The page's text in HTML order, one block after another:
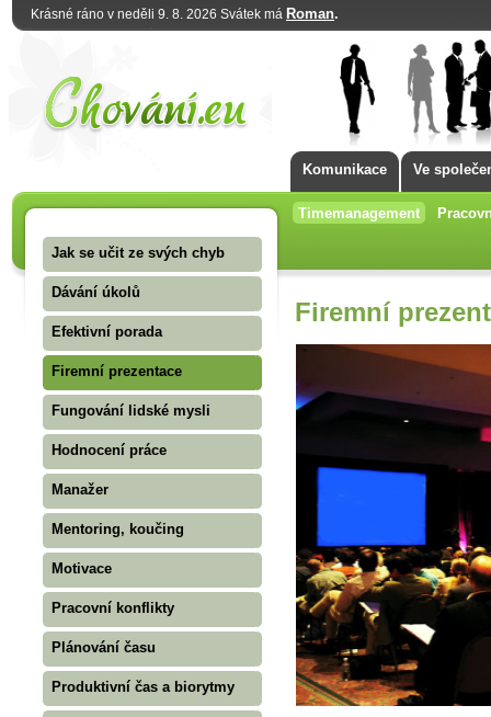
Krásné ráno v neděli 9. 8. 2026 Svátek má Roman.
Komunikace Ve
Timemanagement
Jak se učit ze svých chyb
Dávání úkolů
Efektivní porada
Firemní prezentace
Fungování lidské mysli
Hodnocení práce
Manažer
Mentoring, koučing
Motivace
Pracovní konflikty
Plánování času
Produktivní čas a biorytmy
Firemní